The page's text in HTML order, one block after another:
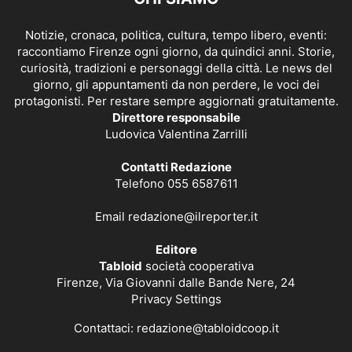
Notizie, cronaca, politica, cultura, tempo libero, eventi:
raccontiamo Firenze ogni giorno, da quindici anni. Storie,
curiosità, tradizioni e personaggi della città. Le news del
giorno, gli appuntamenti da non perdere, le voci dei
protagonisti. Per restare sempre aggiornati gratuitamente.
Direttore responsabile
Ludovica Valentina Zarrilli
Contatti Redazione
Telefono 055 6587611
Email redazione@ilreporter.it
Editore
Tabloid società cooperativa
Firenze, Via Giovanni dalle Bande Nere, 24
Privacy Settings
Contattaci: redazione@tabloidcoop.it